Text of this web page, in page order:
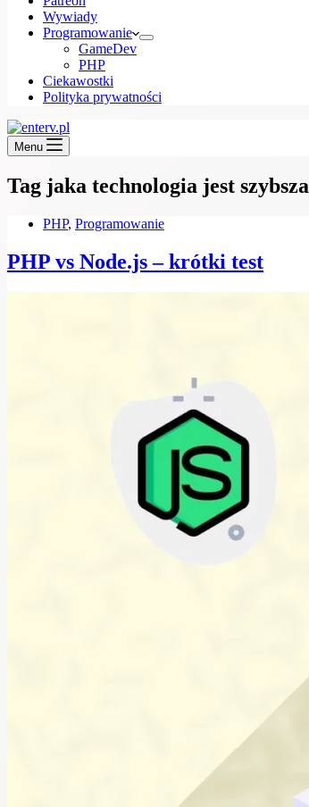
Wywiady
Programowanie
GameDev
PHP
Ciekawostki
Polityka prywatności
Menu
Tag jaka technologia jest szybsza
PHP, Programowanie
PHP vs Node.js – krótki test